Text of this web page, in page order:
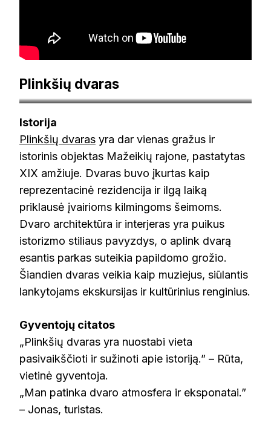
Plinkšių dvaras
Istorija
Plinkšių dvaras yra dar vienas gražus ir
istorinis objektas Mažeikių rajone, pastatytas
XIX amžiuje. Dvaras buvo įkurtas kaip
reprezentacinė rezidencija ir ilgą laiką
priklausė įvairioms kilmingoms šeimoms.
Dvaro architektūra ir interjeras yra puikus
istorizmo stiliaus pavyzdys, o aplink dvarą
esantis parkas suteikia papildomo grožio.
Šiandien dvaras veikia kaip muziejus, siūlantis
lankytojams ekskursijas ir kultūrinius renginius.
Gyventojų citatos
„Plinkšių dvaras yra nuostabi vieta
pasivaikščioti ir sužinoti apie istoriją.” – Rūta,
vietinė gyventoja.
„Man patinka dvaro atmosfera ir eksponatai.”
– Jonas, turistas.